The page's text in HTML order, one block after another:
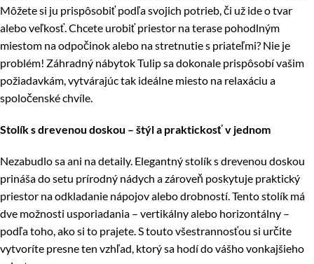
Môžete si ju prispôsobiť podľa svojich potrieb, či už ide o tvar
alebo veľkosť. Chcete urobiť priestor na terase pohodlným
miestom na odpočinok alebo na stretnutie s priateľmi? Nie je
problém! Záhradný nábytok Tulip sa dokonale prispôsobí vašim
požiadavkám, vytvárajúc tak ideálne miesto na relaxáciu a
spoločenské chvíle.
Stolík s drevenou doskou – štýl a praktickosť v jednom
Nezabudlo sa ani na detaily. Elegantný stolík s drevenou doskou
prináša do setu prírodný nádych a zároveň poskytuje praktický
priestor na odkladanie nápojov alebo drobností. Tento stolík má
dve možnosti usporiadania – vertikálny alebo horizontálny –
podľa toho, ako si to prajete. S touto všestrannosťou si určite
vytvoríte presne ten vzhľad, ktorý sa hodí do vášho vonkajšieho